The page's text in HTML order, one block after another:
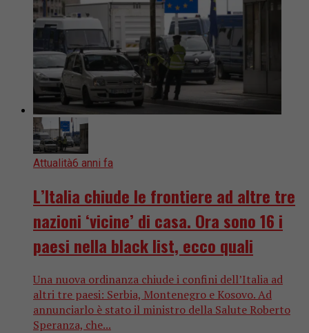
Attualità6 anni fa
L’Italia chiude le frontiere ad altre tre
nazioni ‘vicine’ di casa. Ora sono 16 i
paesi nella black list, ecco quali
Una nuova ordinanza chiude i confini dell’Italia ad
altri tre paesi: Serbia, Montenegro e Kosovo. Ad
annunciarlo è stato il ministro della Salute Roberto
Speranza, che...